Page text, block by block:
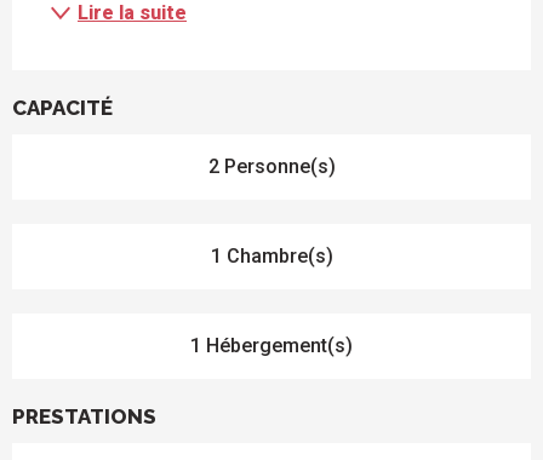
Lire la suite
CAPACITÉ
2 Personne(s)
1 Chambre(s)
1 Hébergement(s)
PRESTATIONS